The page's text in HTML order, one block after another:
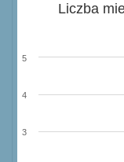
Liczba
3
4
5